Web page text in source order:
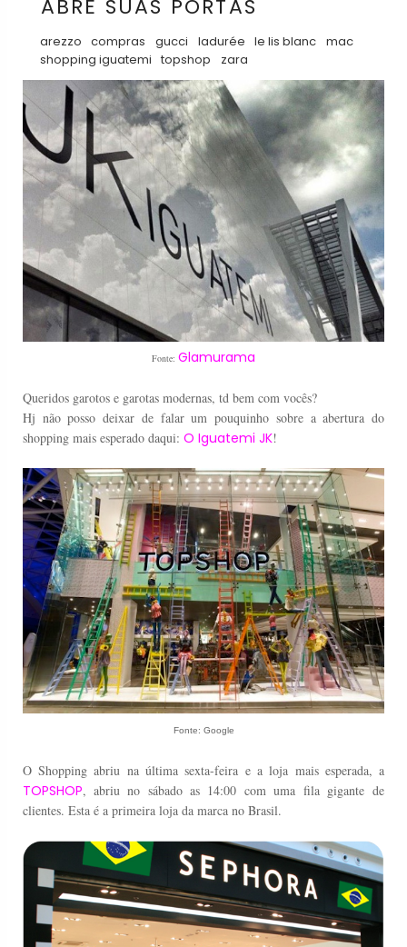
ABRE SUAS PORTAS
arezzo compras gucci ladurée le lis blanc mac
shopping iguatemi topshop zara
Fonte: Glamurama
Queridos garotos e garotas modernas, td bem com vocês?
Hj não posso deixar de falar um pouquinho sobre a abertura do
shopping mais esperado daqui: O Iguatemi JK!
Fonte: Google
O Shopping abriu na última sexta-feira e a loja mais esperada, a
TOPSHOP, abriu no sábado as 14:00 com uma fila gigante de
clientes. Esta é a primeira loja da marca no Brasil.